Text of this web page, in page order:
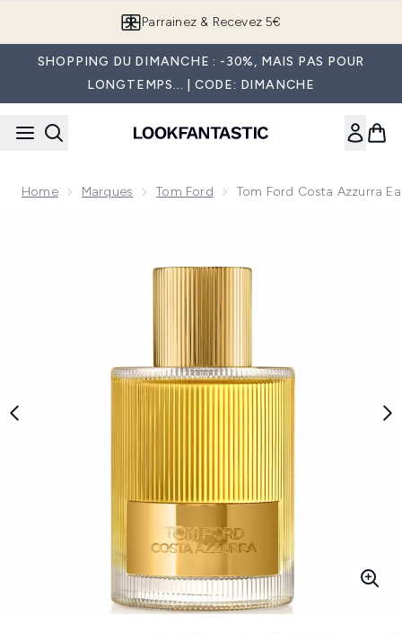
Parrainez & Recevez 5€
SHOPPING DU DIMANCHE : -30%, MAIS PAS POUR
LONGTEMPS... | CODE: DIMANCHE
Home Marques Tom Ford Tom Ford Costa Azzurra